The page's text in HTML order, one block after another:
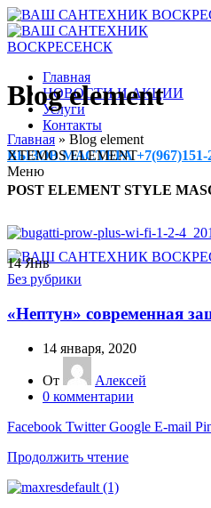
Главная
НОВОСТИ И АКЦИИ
Услуги
Контакты
ВЫЗОВ МАСТЕРА +7(967)151-
Меню
Blog element
Главная » Blog element
XTEMOS ELEMENT
POST ELEMENT STYLE
14Янв
Без рубрики
«Нептун» современная
14 января, 2020
От
Алексей
0 комментарии
Facebook Twitter Google E-mail
Продолжить чтение